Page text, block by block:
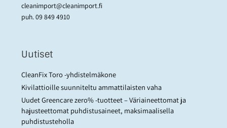
cleanimport@cleanimport.fi
puh.09 849 4910
Uutiset
CleanFix Toro -yhdistelmäkone
Kivilattioille suunniteltu ammattilaisten vaha
Uudet Greencare zero% -tuotteet – Väriaineettomat ja
hajusteettomat puhdistusaineet, maksimaalisella
puhdistusteholla